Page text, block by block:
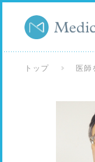
トップ 医師